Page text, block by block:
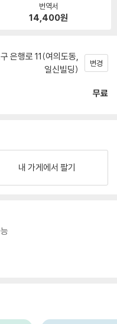
번역서
14,400원
은행로 11(여의도동,
일신빌딩)
변경
무료
내 가게에서 팔기